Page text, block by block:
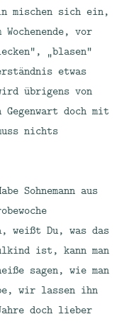
mischen sich ein,
vor
„blasen“
etwas
übrigens von
doch mit
nichts
Sohnemann aus
weißt Du, was das
ist, kann man
sagen, wie man
wir lassen ihn
doch lieber